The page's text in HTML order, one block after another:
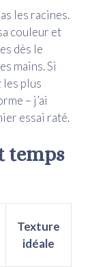
les racines.
couleur et
dès le
mains. Si
plus
– j’ai
essai raté.
temps
Texture
idéale